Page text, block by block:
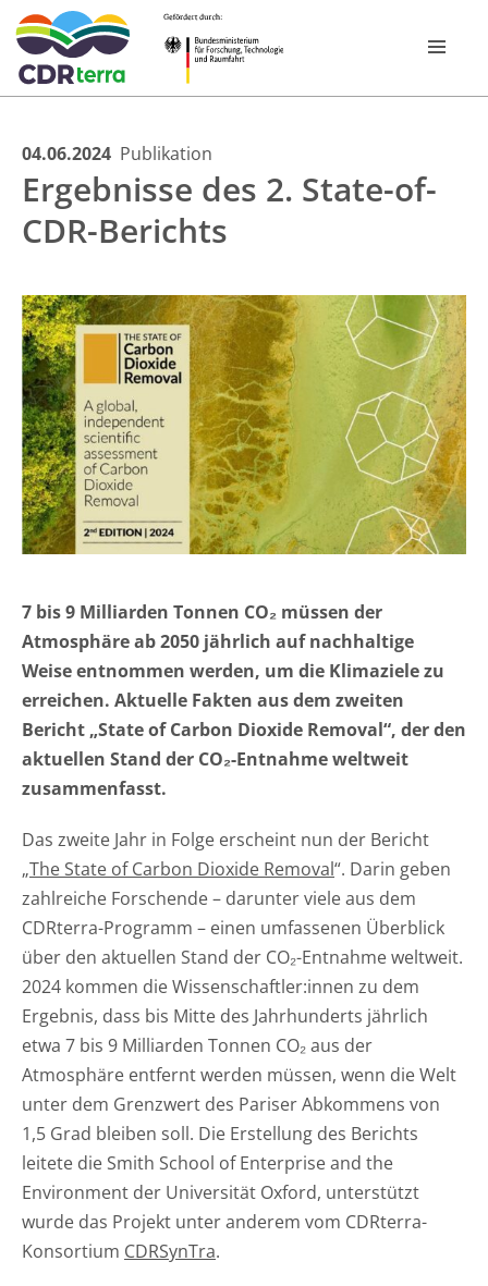
Skip
content
FOR­SCHUNGS­PROGRAMM
VERBÜNDE
CDR EXPERIENCE TOUR BAYERN 2026
PUBLIKATIONEN
NEWSROOM
KONTAKT
Suche
04.06.2024 Publikation
Ergebnisse des 2. State-of-
CDR-Berichts
7 bis 9 Milliarden Tonnen CO₂ müssen der
Atmosphäre ab 2050 jährlich auf nachhaltige
Weise entnommen werden, um die Klimaziele zu
erreichen. Aktuelle Fakten aus dem zweiten
Bericht „State of Carbon Dioxide Removal“, der den
aktuellen Stand der CO₂-Entnahme weltweit
zusammenfasst.
Das zweite Jahr in Folge erscheint nun der Bericht
„The State of Carbon Dioxide Removal“. Darin geben
zahlreiche Forschende – darunter viele aus dem
CDRterra-Programm – einen umfassenen Überblick
über den aktuellen Stand der CO₂-Entnahme weltweit.
2024 kommen die Wissenschaftler:innen zu dem
Ergebnis, dass bis Mitte des Jahrhunderts jährlich
etwa 7 bis 9 Milliarden Tonnen CO₂aus der
Atmosphäre entfernt werden müssen, wenn die Welt
unter dem Grenzwert des Pariser Abkommens von
1,5 Grad bleiben soll. Die Erstellung des Berichts
leitete die Smith School of Enterprise and the
Environment der Universität Oxford, unterstützt
wurde das Projekt unter anderem vom CDRterra-
Konsortium CDRSynTra.